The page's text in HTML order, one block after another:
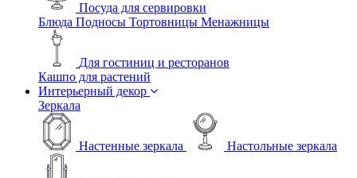
Посуда для сервировки
Блюда Подносы Тортовницы Менажницы
Для гостиниц и ресторанов
Кашпо для растений
Интерьерный декор
Зеркала
Настенные зеркала Настольные зеркала